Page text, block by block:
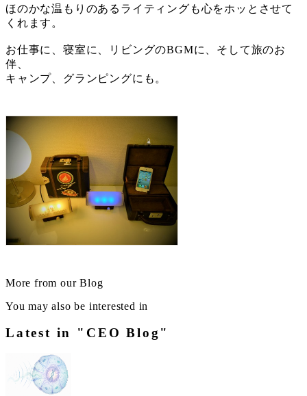
ほのかな温もりのあるライティングも心をホッとさせて
くれます。
お仕事に、寝室に、リビングのBGMに、そして旅のお
伴、
キャンプ、グランピングにも。
More from our Blog
You may also be interested in
Latest in "CEO Blog"